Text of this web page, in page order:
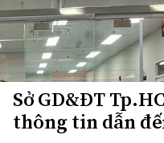
Sở GD&ĐT
thông tin dẫn